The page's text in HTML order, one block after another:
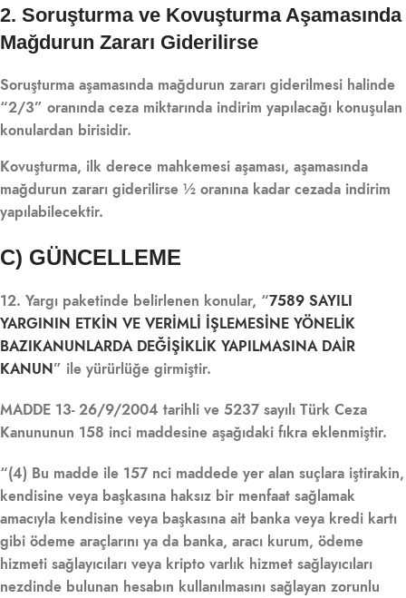
2. Soruşturma ve Kovuşturma Aşamasında
Mağdurun Zararı Giderilirse
Soruşturma aşamasında mağdurun zararı giderilmesi halinde
“2/3” oranında ceza miktarında indirim yapılacağı konuşulan
konulardan birisidir.
Kovuşturma, ilk derece mahkemesi aşaması, aşamasında
mağdurun zararı giderilirse ½ oranına kadar cezada indirim
yapılabilecektir.
C) GÜNCELLEME
12. Yargı paketinde belirlenen konular, “7589 SAYILI
YARGININ ETKİN VE VERİMLİ İŞLEMESİNE YÖNELİK
BAZIKANUNLARDA DEĞİŞİKLİK YAPILMASINA DAİR
KANUN” ile yürürlüğe girmiştir.
MADDE 13- 26/9/2004 tarihli ve 5237 sayılı Türk Ceza
Kanununun 158 inci maddesine aşağıdaki fıkra eklenmiştir.
“(4) Bu madde ile 157 nci maddede yer alan suçlara iştirakin,
kendisine veya başkasına haksız bir menfaat sağlamak
amacıyla kendisine veya başkasına ait banka veya kredi kartı
gibi ödeme araçlarını ya da banka, aracı kurum, ödeme
hizmeti sağlayıcıları veya kripto varlık hizmet sağlayıcıları
nezdinde bulunan hesabın kullanılmasını sağlayan zorunlu